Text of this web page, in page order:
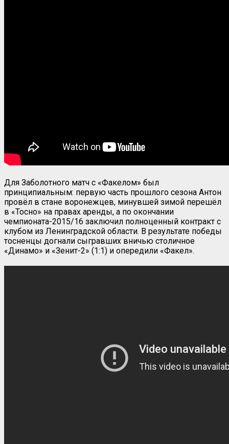
Для Заболотного матч с «Факелом» был
принципиальным: первую часть прошлого сезона Антон
провёл в стане воронежцев, минувшей зимой перешёл
в «Тосно» на правах аренды, а по окончании
чемпионата-2015/16 заключил полноценный контракт с
клубом из Ленинградской области. В результате победы
тосненцы догнали сыгравших вничью столичное
«Динамо» и «Зенит-2» (1:1) и опередили «Факел».